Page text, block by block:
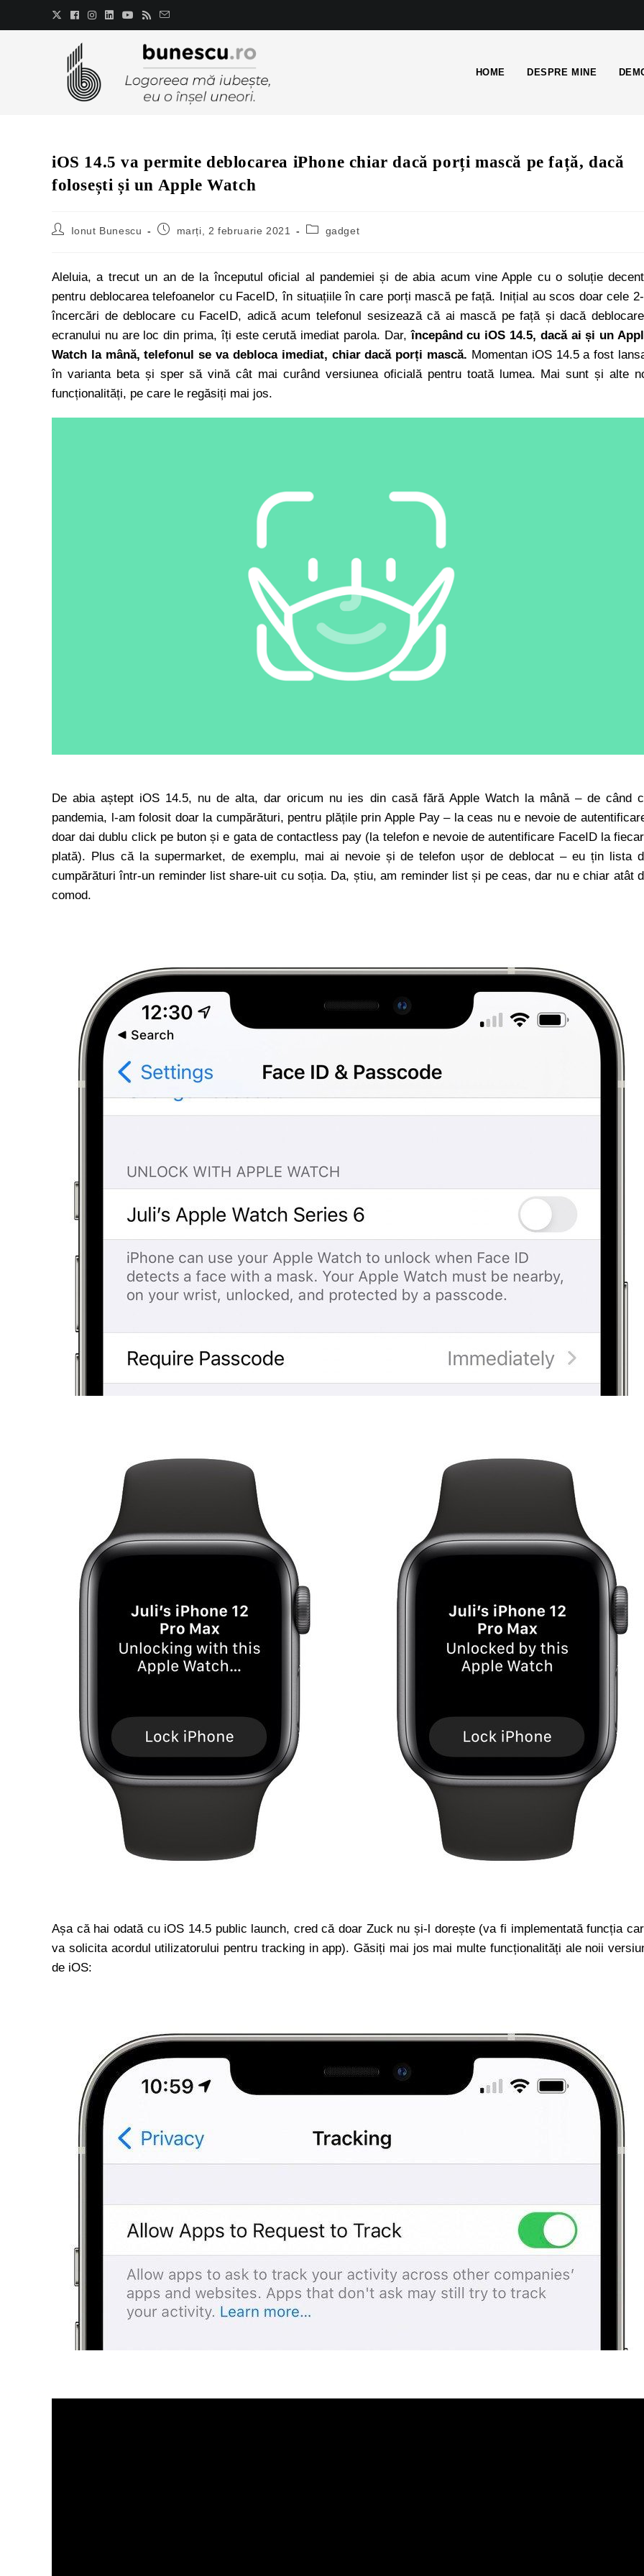
HOME DESPRE MINE
iOS 14.5 va permite deblocarea iPhone chiar dacă porți mască pe față, dacă
folosești și un Apple Watch
Ionut Bunescu marți, 2 februarie 2021 gadget
Aleluia, a trecut un an de la începutul oficial al pandemiei și de abia acum vine Apple cu o soluție
pentru deblocarea telefoanelor cu FaceID, în situațiile în care porți mască pe față. Inițial au scos doar cele
încercări de deblocare cu FaceID, adică acum telefonul sesizează că ai mască pe față și dacă
ecranului nu are loc din prima, îți este cerută imediat parola. Dar, începând cu iOS 14.5, dacă ai și un
Watch la mână, telefonul se va debloca imediat, chiar dacă porți mască. Momentan iOS 14.5 a fost
în varianta beta și sper să vină cât mai curând versiunea oficială pentru toată lumea. Mai sunt și alte
funcționalități, pe care le regăsiți mai jos.
De abia aștept iOS 14.5, nu de alta, dar oricum nu ies din casă fără Apple Watch la mână – de când
pandemia, l-am folosit doar la cumpărături, pentru plățile prin Apple Pay – la ceas nu e nevoie de
doar dai dublu click pe buton și e gata de contactless pay (la telefon e nevoie de autentificare FaceID la
plată). Plus că la supermarket, de exemplu, mai ai nevoie și de telefon ușor de deblocat – eu țin lista
cumpărături într-un reminder list share-uit cu soția. Da, știu, am reminder list și pe ceas, dar nu e chiar atât
comod.
Așa că hai odată cu iOS 14.5 public launch, cred că doar Zuck nu și-l dorește (va fi implementată funcția
va solicita acordul utilizatorului pentru tracking in app). Găsiți mai jos mai multe funcționalități ale noii
de iOS: